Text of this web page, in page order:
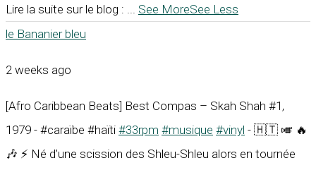
Lire la suite sur le blog : ... See MoreSee Less
le Bananier bleu
2 weeks ago
[Afro Caribbean Beats] Best Compas – Skah Shah #1,
1979 - #caraïbe #haïti #33rpm #musique #vinyl - 🇭🇹 🎺 🔥
🎶 ⚡ Né d’une scission des Shleu-Shleu alors en tournée